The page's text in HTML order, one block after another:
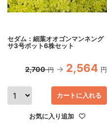
セダム：細葉オオゴンマンネング
サ3号ポット6株セット
2,700 円 2,564 円
お気に入り追加
カートに入れる